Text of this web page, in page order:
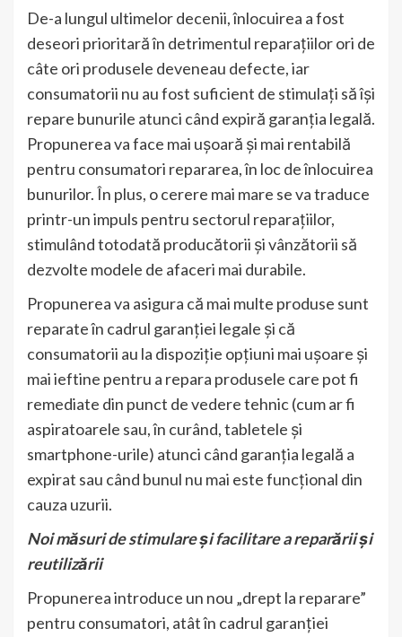
De-a lungul ultimelor decenii, înlocuirea a fost
deseori prioritară în detrimentul reparațiilor ori de
câte ori produsele deveneau defecte, iar
consumatorii nu au fost suficient de stimulați să își
repare bunurile atunci când expiră garanția legală.
Propunerea va face mai ușoară și mai rentabilă
pentru consumatori repararea, în loc de înlocuirea
bunurilor. În plus, o cerere mai mare se va traduce
printr-un impuls pentru sectorul reparațiilor,
stimulând totodată producătorii și vânzătorii să
dezvolte modele de afaceri mai durabile.
Propunerea va asigura că mai multe produse sunt
reparate în cadrul garanției legale și că
consumatorii au la dispoziție opțiuni mai ușoare și
mai ieftine pentru a repara produsele care pot fi
remediate din punct de vedere tehnic (cum ar fi
aspiratoarele sau, în curând, tabletele și
smartphone-urile) atunci când garanția legală a
expirat sau când bunul nu mai este funcțional din
cauza uzurii.
Noi măsuri de stimulare și facilitare a reparării și
reutilizării
Propunerea introduce un nou „drept la reparare”
pentru consumatori, atât în cadrul garanției